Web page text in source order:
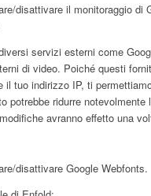
disattivare il monitoraggio di
servizi esterni come
di video. Poiché questi
il tuo indirizzo IP, ti
potrebbe ridurre notevolmente
avranno effetto una
disattivare Google Webfonts.